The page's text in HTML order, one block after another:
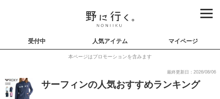
受付中 人気アイテム マイページ
本ページはプロモーションを含みます
最終更新日：2026/08/06
サーフィンの人気おすすめランキング